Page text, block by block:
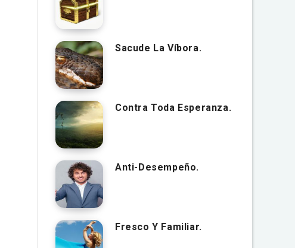
Sacude La Víbora.
Contra Toda Esperanza.
Anti-Desempeño.
Fresco Y Familiar.